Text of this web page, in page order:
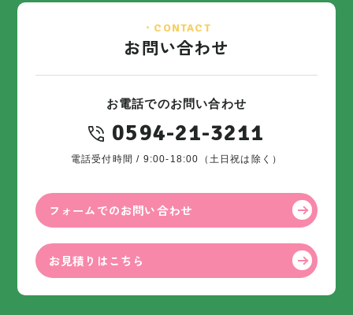
・CONTACT
お問い合わせ
お電話でのお問い合わせ
0594-21-3211
電話受付時間 / 9:00-18:00（土日祝は除く）
フォームでのお問い合わせ
お見積りはこちら